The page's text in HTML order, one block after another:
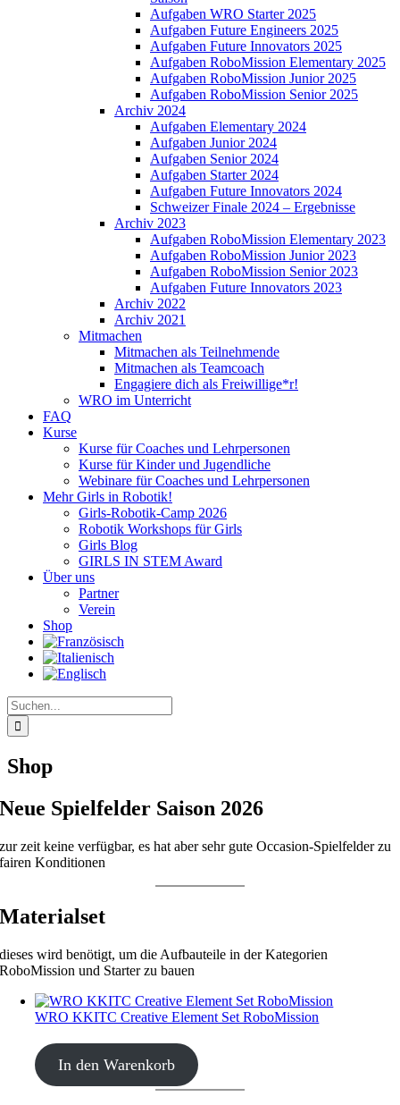
Aufgaben WRO Starter 2025
Aufgaben Future Engineers 2025
Aufgaben Future Innovators 2025
Aufgaben RoboMission Elementary 2025
Aufgaben RoboMission Junior 2025
Aufgaben RoboMission Senior 2025
Archiv 2024
Aufgaben Elementary 2024
Aufgaben Junior 2024
Aufgaben Senior 2024
Aufgaben Starter 2024
Aufgaben Future Innovators 2024
Schweizer Finale 2024 – Ergebnisse
Archiv 2023
Aufgaben RoboMission Elementary 2023
Aufgaben RoboMission Junior 2023
Aufgaben RoboMission Senior 2023
Aufgaben Future Innovators 2023
Archiv 2022
Archiv 2021
Mitmachen
Mitmachen als Teilnehmende
Mitmachen als Teamcoach
Engagiere dich als Freiwillige*r!
WRO im Unterricht
FAQ
Kurse
Kurse für Coaches und Lehrpersonen
Kurse für Kinder und Jugendliche
Webinare für Coaches und Lehrpersonen
Mehr Girls in Robotik!
Girls-Robotik-Camp 2026
Robotik Workshops für Girls
Girls Blog
GIRLS IN STEM Award
Über uns
Partner
Verein
Shop
Suche
nach:
Shop
Neue Spielfelder Saison 2026
zur zeit keine verfügbar, es hat aber sehr gute Occasion-Spielfelder zu
fairen Konditionen
Materialset
dieses wird benötigt, um die Aufbauteile in der Kategorien
RoboMission und Starter zu bauen
WRO KKITC Creative Element Set RoboMission
CHF53.00
In den Warenkorb